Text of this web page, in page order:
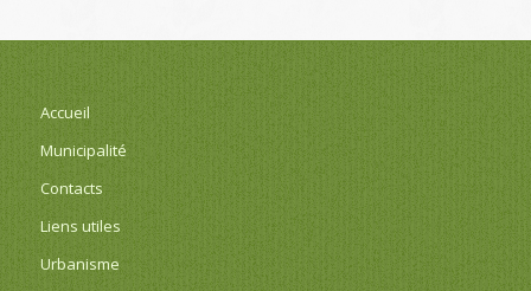
Accueil
Municipalité
Contacts
Liens utiles
Urbanisme